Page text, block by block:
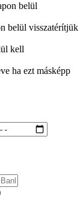
belül
belül visszatérítjük
kell
ha ezt másképp